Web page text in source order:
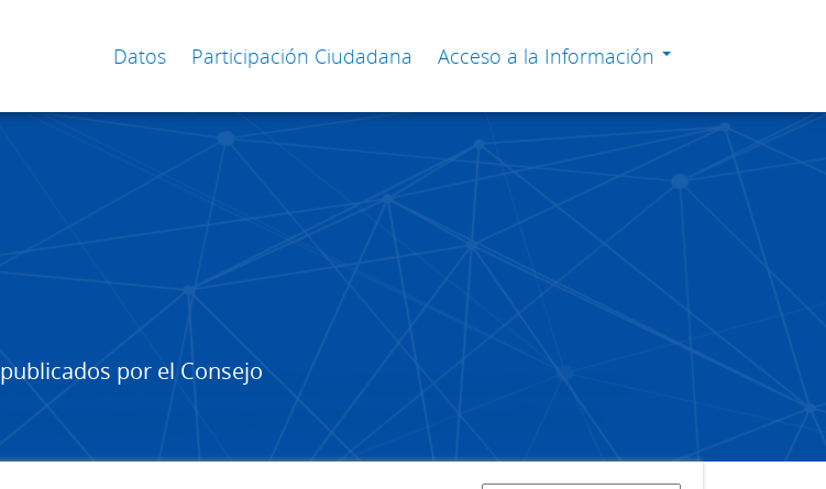
Datos Participación Ciudadana Acceso a la Información
por el Consejo